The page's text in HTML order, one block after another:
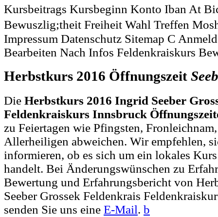
Kursbeitrags Kursbeginn Konto Iban At
Bewuszlig;theit Freiheit Wahl Treffen
Impressum Datenschutz Sitemap C
Bearbeiten Nach Infos Feldenkraiskurs
Herbstkurs 2016 Öffnungszeit
Die Herbstkurs 2016 Ingrid Seeber
Feldenkraiskurs Innsbruck
zu Feiertagen wie Pfingsten,
Allerheiligen abweichen. Wir empfehlen,
informieren, ob es sich um ein lokales
handelt. Bei Änderungswünschen zu
Bewertung und Erfahrungsbericht von
Seeber Grossek Feldenkrais
senden Sie uns eine E-Mail. b